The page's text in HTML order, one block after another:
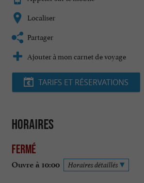
Localiser
Partager
Ajouter à mon carnet de voyage
TARIFS ET RÉSERVATIONS
Horaires
Fermé
Ouvre à 10:00 Horaires détaillés